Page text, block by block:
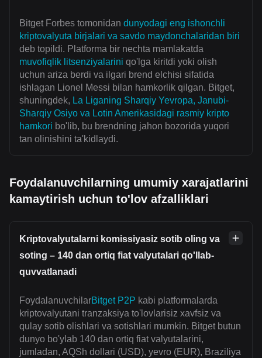
Bitget Forbes tomonidan dunyodagi eng ishonchli
kriptovalyuta birjalari va savdo maydonchalaridan biri
deb topildi. Platforma bir nechta mamlakatda
muvofiqlik litsenziyalarini qo'lga kiritdi yoki olish
uchun ariza berdi va ilgari brend elchisi sifatida
ishlagan Lionel Messi bilan hamkorlik qilgan. Bitget,
shuningdek, La Liganing Sharqiy Yevropa, Janubi-
Sharqiy Osiyo va Lotin Amerikasidagi rasmiy kripto
hamkori bo'lib, bu brendning jahon bozorida yuqori
tan olinishini ta'kidlaydi.
Foydalanuvchilarning umumiy xarajatlarini
kamaytirish uchun to'lov afzalliklari
Kriptovalyutalarni komissiyasiz sotib oling va
soting – 140 dan ortiq fiat valyutalari qo'llab-
quvvatlanadi
FoydalanuvchilarBitget P2P kabi platformalarda
kriptovalyutani tranzaksiya to'lovlarisiz xavfsiz va
qulay sotib olishlari va sotishlari mumkin. Bitget butun
dunyo bo'ylab 140 dan ortiq fiat valyutalarini,
jumladan, AQSh dollari (USD), yevro (EUR), Braziliya